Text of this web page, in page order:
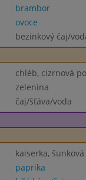
brambor
ovoce
bezinkový čaj/
chléb, cizrnová
zelenina
čaj/šťáva/voda
kaiserka,
paprika